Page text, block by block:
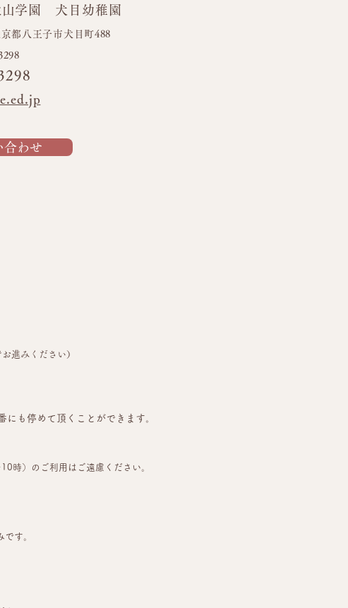
キッズボランティア🍉
山学園 犬目幼稚園
都八王子市犬目町488
合わせ
進みください）
も停めて頂くことができます。
時）のご利用はご遠慮ください。
す。